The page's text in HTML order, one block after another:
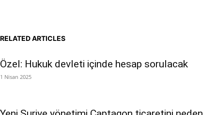
RELATED ARTICLES
Özel: Hukuk devleti içinde hesap sorulacak
1 Nisan 2025